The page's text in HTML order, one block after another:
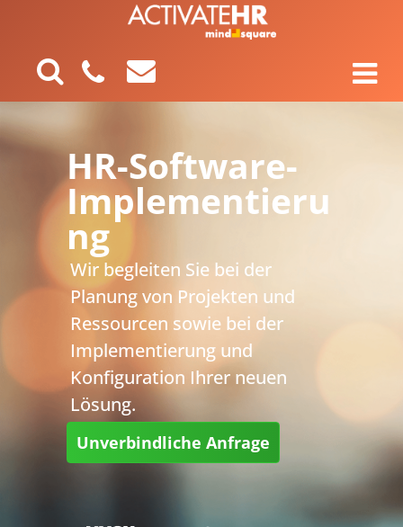
HR-Software-
Implementieru
ng
Wir begleiten Sie bei der
Planung von Projekten und
Ressourcen sowie bei der
Implementierung und
Konfiguration Ihrer neuen
Lösung.
Unverbindliche Anfrage